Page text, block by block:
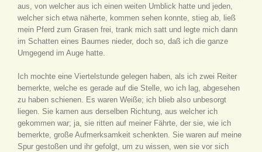
aus, von welcher aus ich einen weiten Umblick hatte und jeden,
welcher sich etwa näherte, kommen sehen konnte, stieg ab, ließ
mein Pferd zum Grasen frei, trank mich satt und legte mich dann
im Schatten eines Baumes nieder, doch so, daß ich die ganze
Umgegend im Auge hatte.
Ich mochte eine Viertelstunde gelegen haben, als ich zwei Reiter
bemerkte, welche es gerade auf die Stelle, wo ich lag, abgesehen
zu haben schienen. Es waren Weiße; ich blieb also unbesorgt
liegen. Sie kamen aus derselben Richtung, aus welcher ich
gekommen war; ja, sie ritten auf meiner Fährte, der sie, wie ich
bemerkte, große Aufmerksamkeit schenkten. Sie waren auf meine
Spur gestoßen und ihr gefolgt, um zu wissen, wen sie vor sich